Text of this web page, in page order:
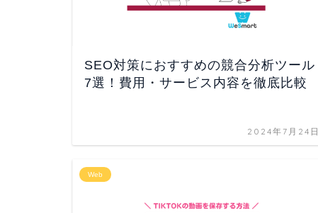
SEO対策におすすめの競合分析ツール
7選！費用・サービス内容を徹底比較
2024年7月24日
Web